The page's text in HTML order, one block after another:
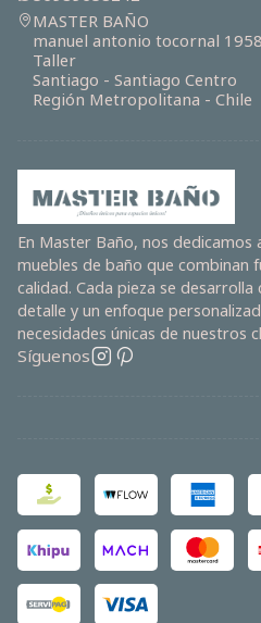
MASTER BAÑO
manuel antonio tocornal
Taller
Santiago - Santiago Centro
Región Metropolitana - Chile
En Master Baño, nos dedicamos
muebles de baño que combinan
calidad. Cada pieza se
detalle y un enfoque
necesidades únicas de nuestros
Síguenos